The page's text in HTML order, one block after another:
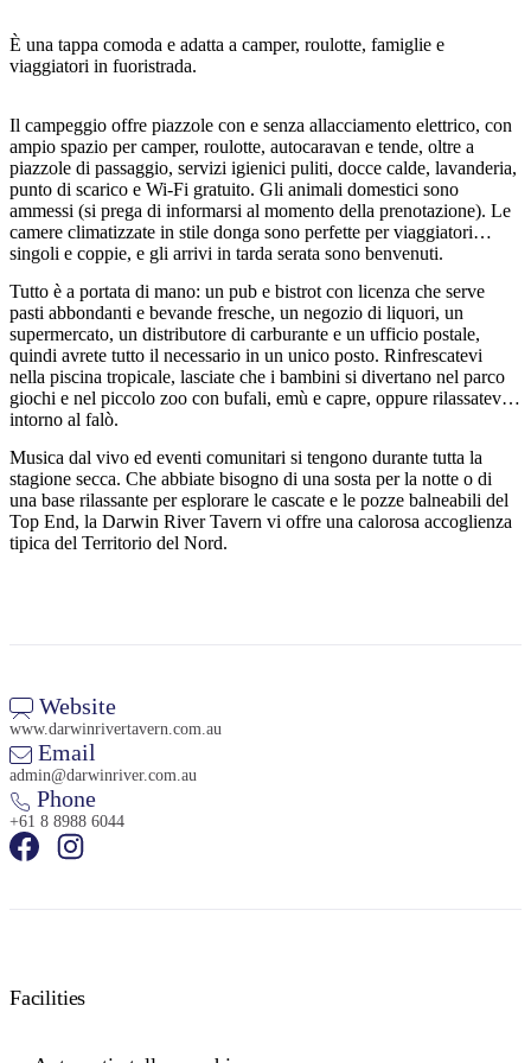
Sign
up
È una tappa comoda e adatta a camper, roulotte, famiglie e
viaggiatori in fuoristrada.
Il campeggio offre piazzole con e senza allacciamento elettrico, con
ampio spazio per camper, roulotte, autocaravan e tende, oltre a
piazzole di passaggio, servizi igienici puliti, docce calde, lavanderia,
punto di scarico e Wi-Fi gratuito. Gli animali domestici sono
ammessi (si prega di informarsi al momento della prenotazione). Le
camere climatizzate in stile donga sono perfette per viaggiatori
singoli e coppie, e gli arrivi in tarda serata sono benvenuti.
Tutto è a portata di mano: un pub e bistrot con licenza che serve
pasti abbondanti e bevande fresche, un negozio di liquori, un
supermercato, un distributore di carburante e un ufficio postale,
quindi avrete tutto il necessario in un unico posto. Rinfrescatevi
nella piscina tropicale, lasciate che i bambini si divertano nel parco
giochi e nel piccolo zoo con bufali, emù e capre, oppure rilassatevi
intorno al falò.
Musica dal vivo ed eventi comunitari si tengono durante tutta la
stagione secca. Che abbiate bisogno di una sosta per la notte o di
una base rilassante per esplorare le cascate e le pozze balneabili del
Top End, la Darwin River Tavern vi offre una calorosa accoglienza
tipica del Territorio del Nord.
Website
www.darwinrivertavern.com.au
Email
admin@darwinriver.com.au
Phone
+61 8 8988 6044
Facilities